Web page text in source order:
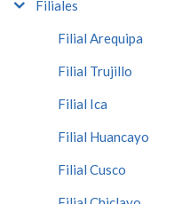
Filiales
Filial Arequipa
Filial Trujillo
Filial Ica
Filial Huancayo
Filial Cusco